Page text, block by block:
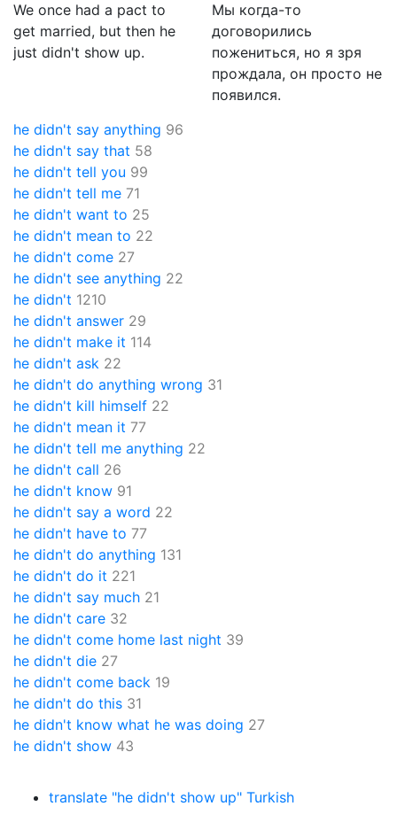
We once had a pact to
get married, but then he
just didn't show up.
Мы когда-то
договорились
пожениться, но я зря
прождала, он просто не
появился.
he didn't say anything 96
he didn't say that 58
he didn't tell you 99
he didn't tell me 71
he didn't want to 25
he didn't mean to 22
he didn't come 27
he didn't see anything 22
he didn't 1210
he didn't answer 29
he didn't make it 114
he didn't ask 22
he didn't do anything wrong 31
he didn't kill himself 22
he didn't mean it 77
he didn't tell me anything 22
he didn't call 26
he didn't know 91
he didn't say a word 22
he didn't have to 77
he didn't do anything 131
he didn't do it 221
he didn't say much 21
he didn't care 32
he didn't come home last night 39
he didn't die 27
he didn't come back 19
he didn't do this 31
he didn't know what he was doing 27
he didn't show 43
translate "he didn't show up" Turkish